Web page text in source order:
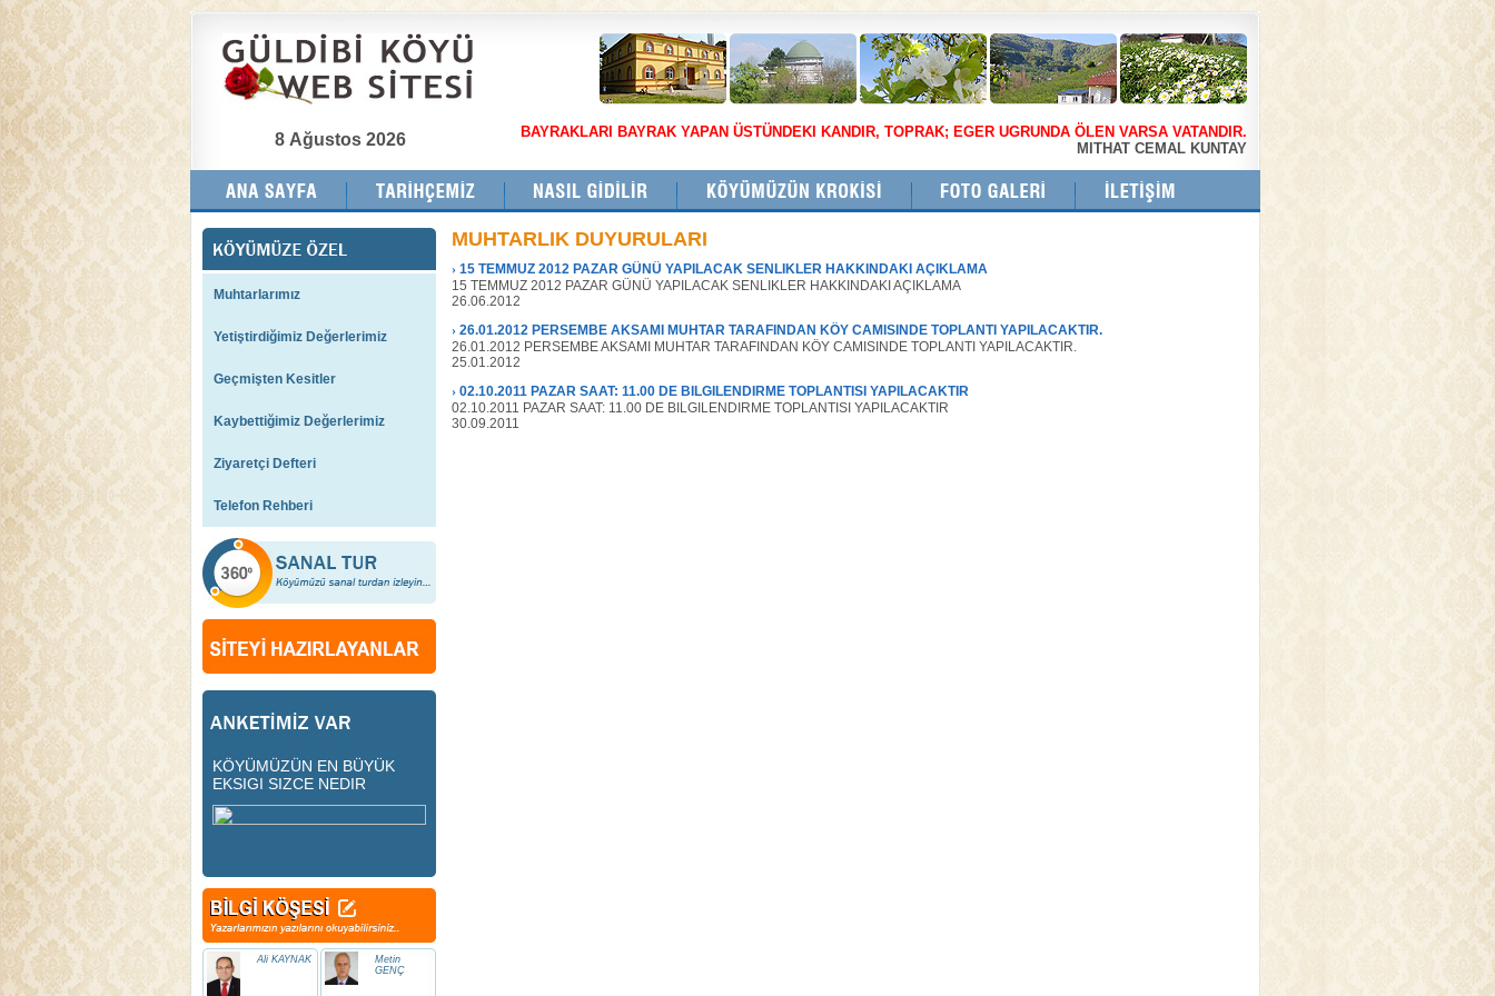
8 Ağustos 2026
BAYRAKLARI BAYRAK YAPAN ÜSTÜNDEKI KANDIR, TOPRAK; EGER UGRUNDA ÖLEN VARSA VATANDIR.
MITHAT CEMAL KUNTAY
Muhtarlarımız
Yetiştirdiğimiz Değerlerimiz
Geçmişten Kesitler
Kaybettiğimiz Değerlerimiz
Ziyaretçi Defteri
Telefon Rehberi
KÖYÜMÜZÜN EN BÜYÜK
EKSIGI SIZCE NEDIR
Ali KAYNAK
Metin
GENÇ
MUHTARLIK DUYURULARI
› 15 TEMMUZ 2012 PAZAR GÜNÜ YAPILACAK SENLIKLER HAKKINDAKI AÇIKLAMA
15 TEMMUZ 2012 PAZAR GÜNÜ YAPILACAK SENLIKLER HAKKINDAKI AÇIKLAMA
26.06.2012
› 26.01.2012 PERSEMBE AKSAMI MUHTAR TARAFINDAN KÖY CAMISINDE TOPLANTI YAPILACAKTIR.
26.01.2012 PERSEMBE AKSAMI MUHTAR TARAFINDAN KÖY CAMISINDE TOPLANTI YAPILACAKTIR.
25.01.2012
› 02.10.2011 PAZAR SAAT: 11.00 DE BILGILENDIRME TOPLANTISI YAPILACAKTIR
02.10.2011 PAZAR SAAT: 11.00 DE BILGILENDIRME TOPLANTISI YAPILACAKTIR
30.09.2011